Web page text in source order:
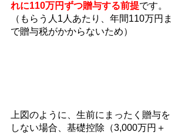
れに110万円ずつ贈与する前提です。
（もらう人1人あたり、年間110万円ま
で贈与税がかからないため）
上図のように、生前にまったく贈与を
しない場合、基礎控除（3,000万円＋